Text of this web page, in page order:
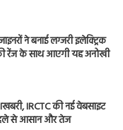
ने बनाई लग्जरी इलेक्ट्रिक
रेंज के साथ आएगी यह अनोखी
IRCTC की नई वेबसाइट
से आसान और तेज